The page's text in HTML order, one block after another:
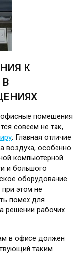
К
офисные помещения
совсем не так,
. Главная отличие
воздуха, особенно
компьютерной
и большого
оборудование
этом не
помех для
решении рабочих
в офисе должен
таким